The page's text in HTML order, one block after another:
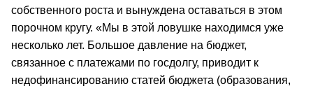
собственного роста и вынуждена оставаться в этом
порочном кругу. «Мы в этой ловушке находимся уже
несколько лет. Большое давление на бюджет,
связанное с платежами по госдолгу, приводит к
недофинансированию статей бюджета (образования,